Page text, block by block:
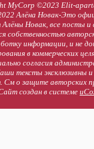
MyCorp ©2023 Elit-
Алёна Новак-Это
Алёны Новак, все посты
собственностью
информации, и не
в коммерческих
согласия
тексты эксклюзивны и
См о защите авторских
создан в системе